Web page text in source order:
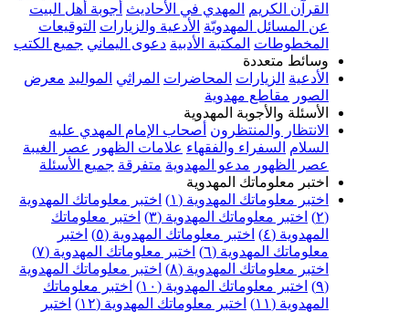
القرآن الكريم
المهدي في الأحاديث أجوبة أهل البيت
عن المسائل المهدويّة الأدعية والزيارات التوقيعات
المخطوطات المكتبة الأدبية دعوى اليماني جميع الكتب
وسائط متعددة
الأدعية الزيارات المحاضرات المراثي المواليد معرض
الصور مقاطع مهدوية
الأسئلة والأجوبة المهدوية
الانتظار والمنتظرون أصحاب الإمام المهدي عليه
السلام السفراء والفقهاء علامات الظهور
عصر الغيبة
عصر الظهور مدعو المهدوية متفرقة جميع الأسئلة
اختبر معلوماتك المهدوية
اختبر معلوماتك المهدوية (١)
اختبر معلوماتك المهدوية
(٢)
اختبر معلوماتك المهدوية (٣)
اختبر معلوماتك
المهدوية (٤)
اختبر معلوماتك المهدوية (٥)
اختبر
معلوماتك المهدوية (٦)
اختبر معلوماتك المهدوية (٧)
اختبر معلوماتك المهدوية (٨)
اختبر معلوماتك المهدوية
(٩)
اختبر معلوماتك المهدوية (١٠)
اختبر معلوماتك
المهدوية (١١)
اختبر معلوماتك المهدوية (١٢)
اختبر